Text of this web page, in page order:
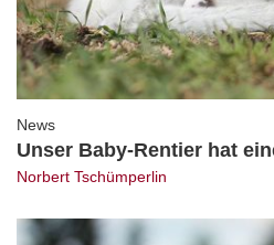
News
Unser Baby-Rentier hat
Norbert Tschümperlin